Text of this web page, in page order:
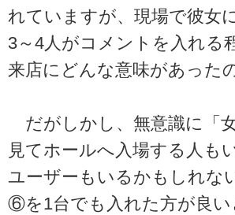
れていますが、現場で彼女
3～4人がコメントを入れる
来店にどんな意味があった
だがしかし、無意識に「
見てホールへ入場する人も
ユーザーもいるかもしれな
⑥を1台でも入れた方が良